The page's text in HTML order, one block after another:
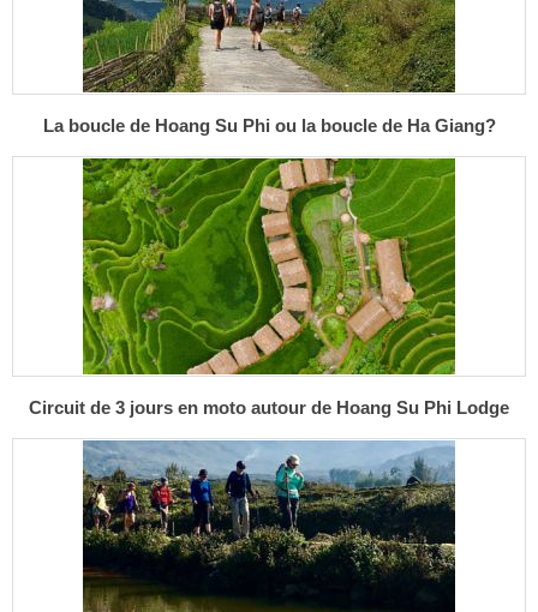
La boucle de Hoang Su Phi ou la boucle de Ha Giang?
Circuit de 3 jours en moto autour de Hoang Su Phi Lodge